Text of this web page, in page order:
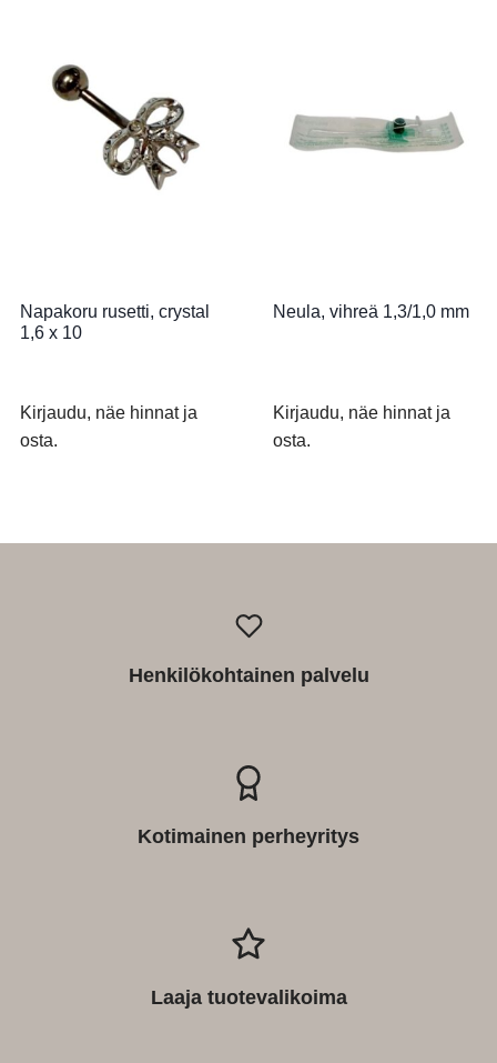
Napakoru rusetti, crystal
1,6 x 10
Kirjaudu, näe hinnat ja
osta.
Neula, vihreä 1,3/1,0 mm
Kirjaudu, näe hinnat ja
osta.
Henkilökohtainen palvelu
Kotimainen perheyritys
Laaja tuotevalikoima